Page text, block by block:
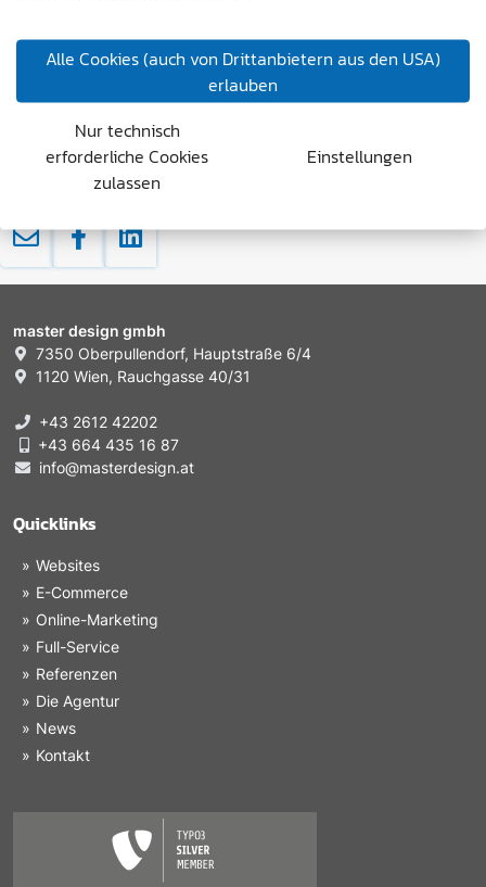
Management / Consulting / Karriere
« zurück
master design gmbh
7350 Oberpullendorf, Hauptstraße 6/4
1120 Wien, Rauchgasse 40/31
+43 2612 42202
+43 664 435 16 87
info@masterdesign.at
Quicklinks
Websites
E-Commerce
Online-Marketing
Full-Service
Referenzen
Die Agentur
News
Kontakt
Alle Cookies (auch von Drittanbietern aus den USA)
erlauben
Nur technisch
erforderliche Cookies
zulassen
Einstellungen